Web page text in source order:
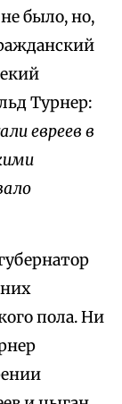
было, но,
Турнер:
евреев в
пола. Ни